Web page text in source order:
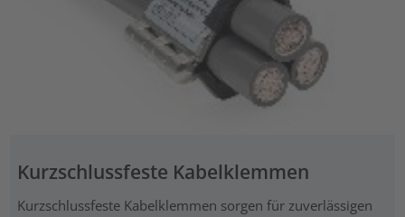
Kurzschlussfeste Kabelklemmen
Kurzschlussfeste Kabelklemmen sorgen für zuverlässigen